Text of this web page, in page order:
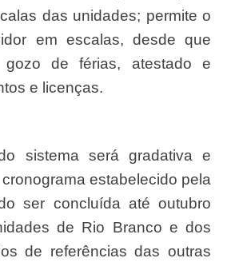
das unidades; permite o
em escalas, desde que
de férias, atestado e
e licenças.
estabelecido pela
ser concluída até outubro
de Rio Branco e dos
de referências das outras